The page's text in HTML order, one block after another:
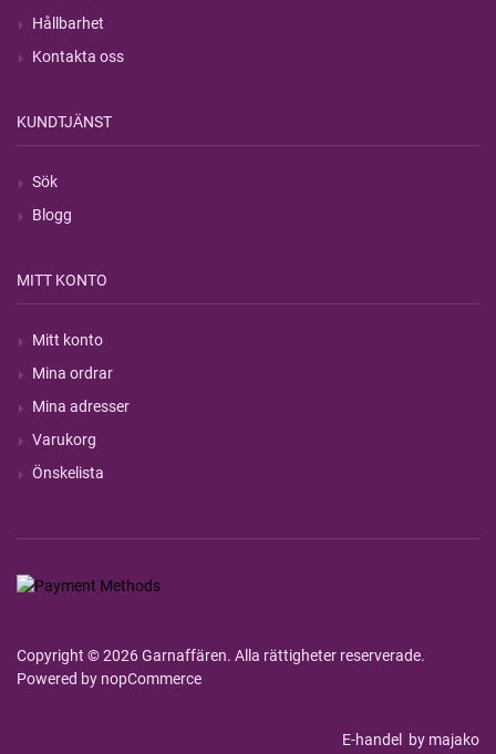
Hållbarhet
Kontakta oss
KUNDTJÄNST
Sök
Blogg
MITT KONTO
Mitt konto
Mina ordrar
Mina adresser
Varukorg
Önskelista
Copyright © 2026 Garnaffären. Alla rättigheter reserverade.
Powered by nopCommerce
E-handel by majako